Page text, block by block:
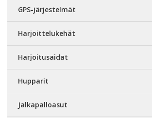
GPS-järjestelmät
Harjoittelukehät
Harjoitusaidat
Hupparit
Jalkapalloasut